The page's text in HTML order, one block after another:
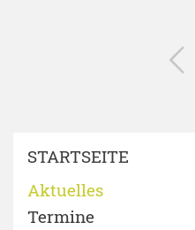
STARTSEITE
Aktuelles
Termine